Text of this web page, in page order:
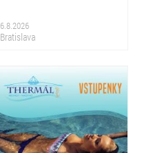
6.8.2026
Bratislava